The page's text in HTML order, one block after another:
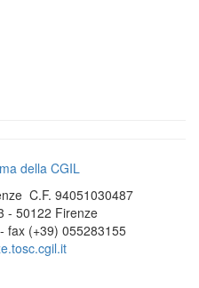
C.F. 94051030487
- 50122 Firenze
fax (+39) 055283155